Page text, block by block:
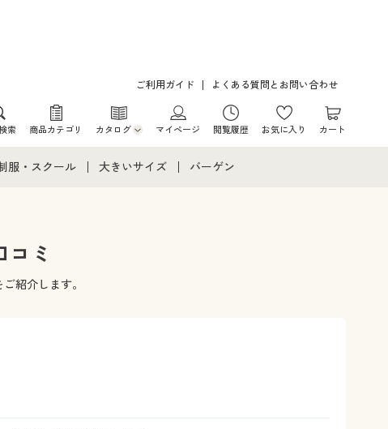
ご利用ガイド よくある質問とお問い合わせ
索 商品カテゴリ カタログ
カタログ・チラシからのご注文
マイページ 閲覧履歴 お気に入り カート
て
リメント
服・スクール
制服・学生服
ュニア・ティーンズ下着
大きいサイズ バーゲン
ミ
紹介します。